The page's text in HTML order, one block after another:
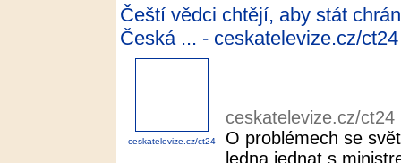
Čeští vědci chtějí, aby stát
Česká ... - ceskatelevize.cz/ct24
ceskatelevize.cz/ct24
ceskatelevize.cz/ct24
O problémech se
ledna jednat s